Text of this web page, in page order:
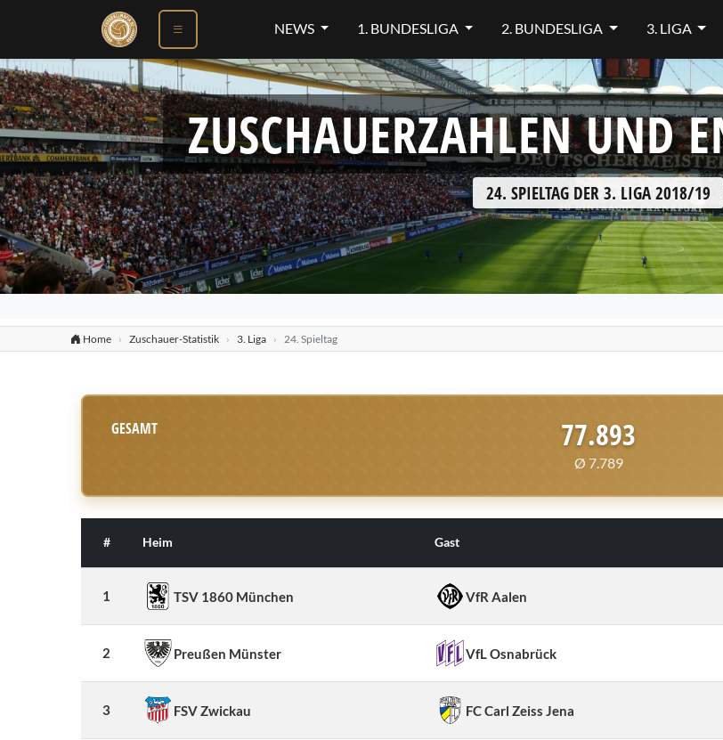
NEWS 1. BUNDESLIGA 2. BUNDESLIGA 3. LIGA
ZUSCHAUERZAHLEN UND
24. SPIELTAG DER 3. LIGA 2018/19
Home Zuschauer-Statistik 3. Liga 24. Spieltag
GESAMT 77.893
Ø 7.789
# Heim Gast
1 TSV 1860 München VfR Aalen
2 Preußen Münster VfL Osnabrück
3 FSV Zwickau FC Carl Zeiss Jena